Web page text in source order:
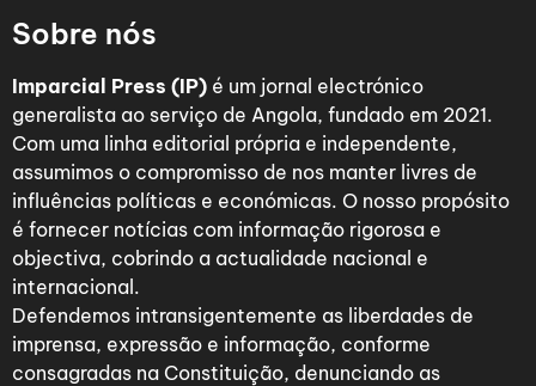
Sobre nós
Imparcial Press (IP) é um jornal electrónico
generalista ao serviço de Angola, fundado em 2021.
Com uma linha editorial própria e independente,
assumimos o compromisso de nos manter livres de
influências políticas e económicas. O nosso propósito
é fornecer notícias com informação rigorosa e
objectiva, cobrindo a actualidade nacional e
internacional.
Defendemos intransigentemente as liberdades de
imprensa, expressão e informação, conforme
consagradas na Constituição, denunciando as